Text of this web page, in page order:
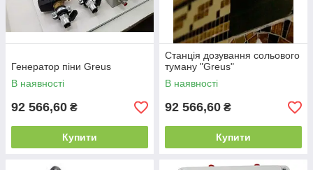
Генератор піни Greus
В наявності
92 566,60 ₴
Купити
Станція дозування сольового
туману "Greus"
В наявності
92 566,60 ₴
Купити